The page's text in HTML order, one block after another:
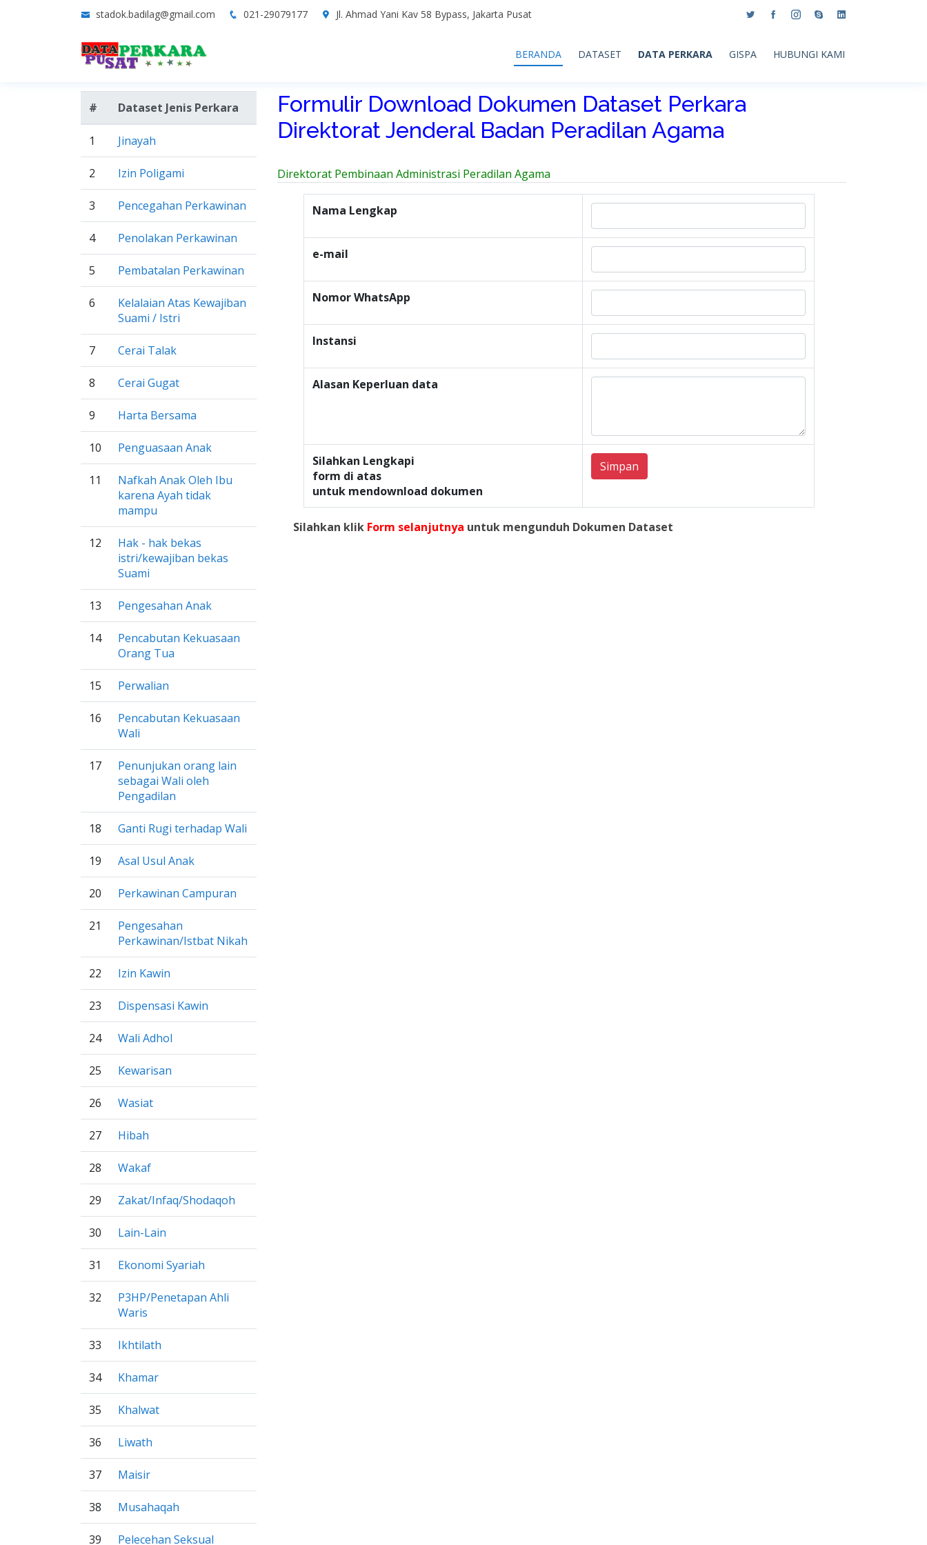
stadok.badilag@gmail.com 021-29079177 Jl. Ahmad Yani Kav 58 Bypass, Jakarta Pusat
BERANDA DATASET DATA PERKARA GISPA HUBUNGI KAMI
# Dataset Jenis Perkara
1 Jinayah
2 Izin Poligami
3 Pencegahan Perkawinan
4 Penolakan Perkawinan
5 Pembatalan Perkawinan
6
Kelalaian Atas Kewajiban
Suami / Istri
7 Cerai Talak
8 Cerai Gugat
9 Harta Bersama
10 Penguasaan Anak
11
Nafkah Anak Oleh Ibu
karena Ayah tidak
mampu
12
Hak - hak bekas
istri/kewajiban bekas
Suami
13 Pengesahan Anak
14
Pencabutan Kekuasaan
Orang Tua
15 Perwalian
16
Pencabutan Kekuasaan
Wali
17
Penunjukan orang lain
sebagai Wali oleh
Pengadilan
18 Ganti Rugi terhadap Wali
19 Asal Usul Anak
20 Perkawinan Campuran
21
Pengesahan
Perkawinan/Istbat Nikah
22 Izin Kawin
23 Dispensasi Kawin
24 Wali Adhol
25 Kewarisan
26 Wasiat
27 Hibah
28 Wakaf
29 Zakat/Infaq/Shodaqoh
30 Lain-Lain
31 Ekonomi Syariah
32
P3HP/Penetapan Ahli
Waris
33 Ikhtilath
34 Khamar
35 Khalwat
36 Liwath
37 Maisir
38 Musahaqah
39 Pelecehan Seksual
Formulir Download Dokumen Dataset Perkara
Direktorat Jenderal Badan Peradilan Agama
Direktorat Pembinaan Administrasi Peradilan Agama
Nama Lengkap
e-mail
Nomor WhatsApp
Instansi
Alasan Keperluan data
Silahkan Lengkapi
form di atas
untuk mendownload dokumen
Simpan
Silahkan klik Form selanjutnya untuk mengunduh Dokumen Dataset